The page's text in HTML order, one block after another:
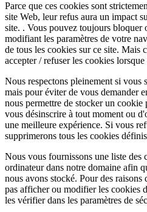
Parce que ces cookies sont
site Web, leur refus aura un impact
site. . Vous pouvez toujours bloquer
modifiant les paramètres de votre
de tous les cookies sur ce site. Mais
accepter / refuser les cookies
Nous respectons pleinement si vous
mais pour éviter de vous demander
nous permettre de stocker un cookie
vous désinscrire à tout moment ou
une meilleure expérience. Si vous
supprimerons tous les cookies
Nous vous fournissons une liste des
ordinateur dans notre domaine afin
nous avons stocké. Pour des raisons
pas afficher ou modifier les cookies
les vérifier dans les paramètres de